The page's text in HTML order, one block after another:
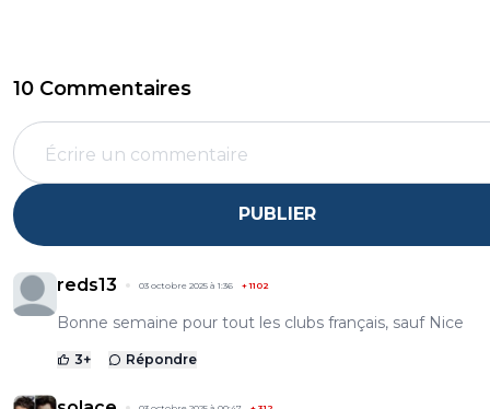
10 Commentaires
PUBLIER
reds13 03 octobre 2025 à 1:36 +1102
Bonne semaine pour tout les clubs français, sauf Nice
3+ Répondre